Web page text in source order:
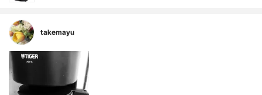
takemayu